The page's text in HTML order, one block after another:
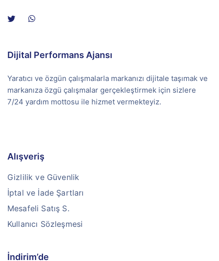
Dijital Performans Ajansı
Yaratıcı ve özgün çalışmalarla markanızı dijitale taşımak ve
markanıza özgü çalışmalar gerçekleştirmek için sizlere
7/24 yardım mottosu ile hizmet vermekteyiz.
Alışveriş
Gizlilik ve Güvenlik
İptal ve İade Şartları
Mesafeli Satış S.
Kullanıcı Sözleşmesi
İndirim’de